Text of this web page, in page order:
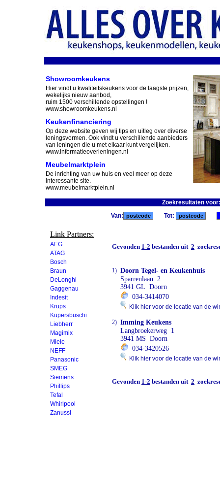
Showroomkeukens
Hier vindt u kwaliteitskeukens voor de laagste prijzen,
wekelijks nieuw aanbod,
ruim 1500 verschillende opstellingen !
www.showroomkeukens.nl
Keukenfinanciering
Op deze website geven wij tips en uitleg over diverse
leningsvormen. Ook vindt u verschillende aanbieders
van leningen die u met elkaar kunt vergelijken.
www.informatieoverleningen.nl
Meubelmarktplein
De inrichting van uw huis en veel meer op deze
interessante site.
www.meubelmarktplein.nl
Zoekresultaten
Link Partners:
AEG
ATAG
Bosch
Braun
DeLonghi
Gaggenau
Indesit
Krups
Kupersbuschi
Liebherr
Magimix
Miele
NEFF
Panasonic
SMEG
Siemens
Phillips
Tefal
Whirlpool
Zanussi
Van: Tot:
Gevonden 1-2 bestanden uit 2
1) Doorn Tegel- en Keukenhuis
Sparrenlaan 2
3941 GL Doorn
034-3414070
Klik hier voor de locatie van de
2) Imming Keukens
Langbroekerweg 1
3941 MS Doorn
034-3420526
Klik hier voor de locatie van de
Gevonden 1-2 bestanden uit 2